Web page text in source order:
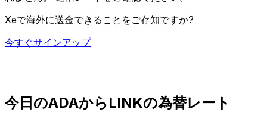
Xeで海外に送金できることをご存知ですか?
今すぐサインアップ
今日のADAからLINKの為替レート